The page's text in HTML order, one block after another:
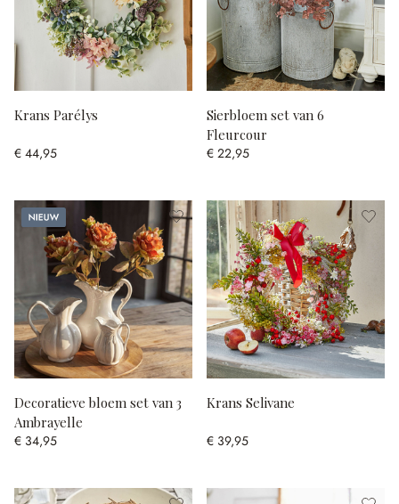
Krans Parélys
€ 44,95
Sierbloem set van 6
Fleurcour
€ 22,95
Nieuw
Decoratieve bloem set van 3
Ambrayelle
€ 34,95
Krans Selivane
€ 39,95